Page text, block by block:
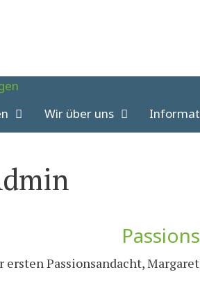
Wir über uns
Passionsandacht,